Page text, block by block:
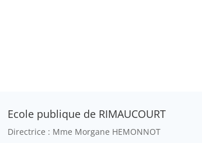
Ecole publique de RIMAUCOURT
Directrice : Mme Morgane HEMONNOT